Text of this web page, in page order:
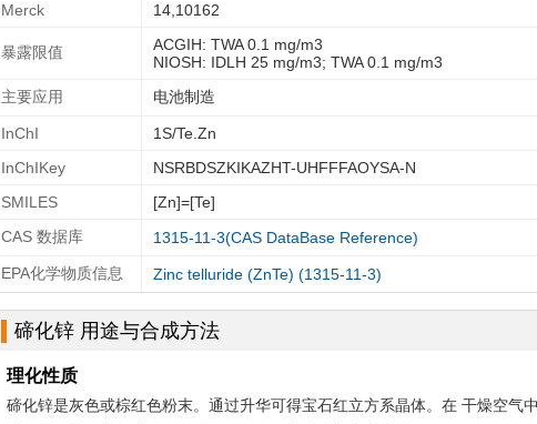
Merck
14,10162
暴露限值
ACGIH: TWA 0.1 mg/m3
NIOSH: IDLH 25 mg/m3; TWA 0.1 mg/m3
主要应用
电池制造
InChI
1S/Te.Zn
InChIKey
NSRBDSZKIKAZHT-UHFFFAOYSA-N
SMILES
[Zn]=[Te]
CAS 数据库
1315-11-3(CAS DataBase Reference)
EPA化学物质信息
Zinc telluride (ZnTe) (1315-11-3)
碲化锌 用途与合成方法
理化性质
碲化锌是灰色或棕红色粉末。通过升华可得宝石红立方系晶体。在 干燥空